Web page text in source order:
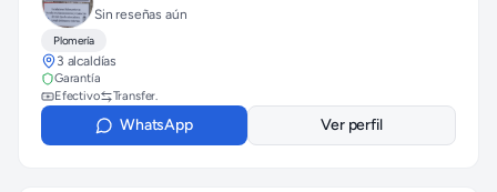
Sin reseñas aún
Plomería
3 alcaldías
Garantía
Efectivo
Transfer.
WhatsApp Ver perfil